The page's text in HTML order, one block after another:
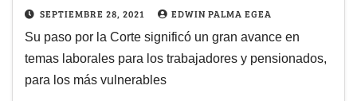
SEPTIEMBRE 28, 2021 EDWIN PALMA EGEA
Su paso por la Corte significó un gran avance en
temas laborales para los trabajadores y pensionados,
para los más vulnerables